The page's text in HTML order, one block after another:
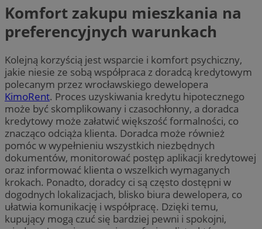
Komfort zakupu mieszkania na
preferencyjnych warunkach
Kolejną korzyścią jest wsparcie i komfort psychiczny,
jakie niesie ze sobą współpraca z doradcą kredytowym
polecanym przez wrocławskiego dewelopera
KimoRent. Proces uzyskiwania kredytu hipotecznego
może być skomplikowany i czasochłonny, a doradca
kredytowy może załatwić większość formalności, co
znacząco odciąża klienta. Doradca może również
pomóc w wypełnieniu wszystkich niezbędnych
dokumentów, monitorować postęp aplikacji kredytowej
oraz informować klienta o wszelkich wymaganych
krokach. Ponadto, doradcy ci są często dostępni w
dogodnych lokalizacjach, blisko biura dewelopera, co
ułatwia komunikację i współpracę. Dzięki temu,
kupujący mogą czuć się bardziej pewni i spokojni,